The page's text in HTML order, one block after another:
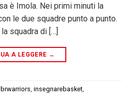
è Imola. Nei primi minuti la
le due squadre punto a punto.
squadra di […]
A LEGGERE →
, insegnarebasket,